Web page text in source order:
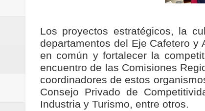
Regionetnoticias / Valle del
posesión presidencial
Regionetnoticias / La
atención
Regionetnoticias / Agua
Los proyectos estratégicos, la
departamentos del Eje Cafetero y
en común y fortalecer la
encuentro de las Comisiones
coordinadores de estos
Consejo Privado de
Industria y Turismo, entre otros.